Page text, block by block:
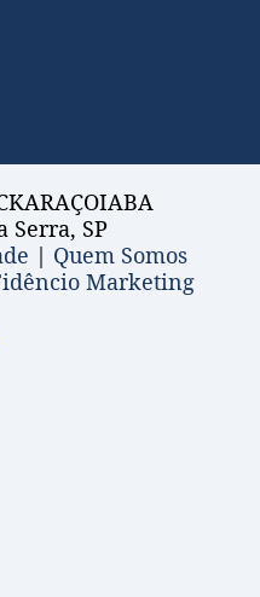
Serra, SP
| Quem Somos
Marketing